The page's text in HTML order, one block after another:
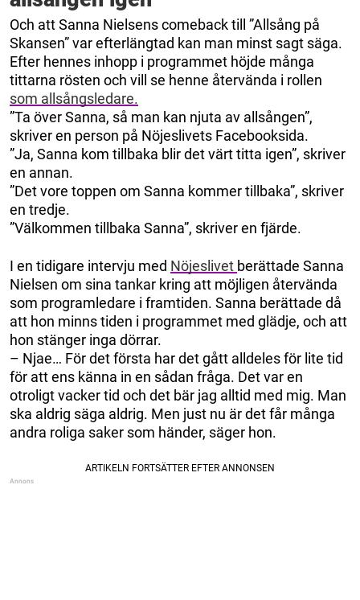
Och att Sanna Nielsens comeback till ”Allsång på
Skansen” var efterlängtad kan man minst sagt säga.
Efter hennes inhopp i programmet höjde många
tittarna rösten och vill se henne återvända i rollen
som allsångsledare.
”Ta över Sanna, så man kan njuta av allsången”,
skriver en person på Nöjeslivets Facebooksida.
”Ja, Sanna kom tillbaka blir det värt titta igen”, skriver
en annan.
”Det vore toppen om Sanna kommer tillbaka”, skriver
en tredje.
”Välkommen tillbaka Sanna”, skriver en fjärde.
I en tidigare intervju med Nöjeslivet berättade Sanna
Nielsen om sina tankar kring att möjligen återvända
som programledare i framtiden. Sanna berättade då
att hon minns tiden i programmet med glädje, och att
hon stänger inga dörrar.
– Njae… För det första har det gått alldeles för lite tid
för att ens känna in en sådan fråga. Det var en
otroligt vacker tid och det bär jag alltid med mig. Man
ska aldrig säga aldrig. Men just nu är det får många
andra roliga saker som händer, säger hon.